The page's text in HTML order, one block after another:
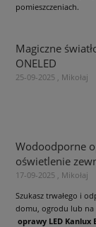
pomieszczeniach.
Magiczne
ONELED
25-09-2025 , Mikołaj
Wodoodporne
oświetlenie
17-09-2025 , Mikołaj
Szukasz trwałego i
domu, ogrodu lub na
oprawy LED Kanlux